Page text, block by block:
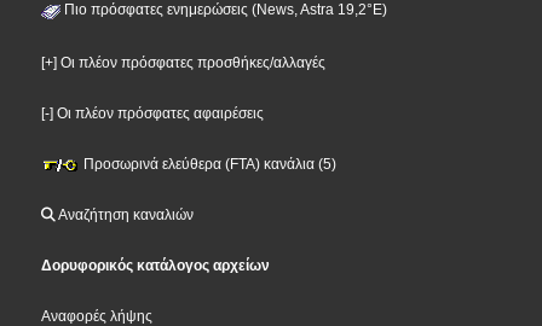
Πιο πρόσφατες ενημερώσεις (News, Astra 19,2°E)
[+] Οι πλέον πρόσφατες προσθήκες/αλλαγές
[-] Οι πλέον πρόσφατες αφαιρέσεις
Προσωρινά ελεύθερα (FTA) κανάλια (5)
Αναζήτηση καναλιών
Δορυφορικός κατάλογος αρχείων
Αναφορές λήψης